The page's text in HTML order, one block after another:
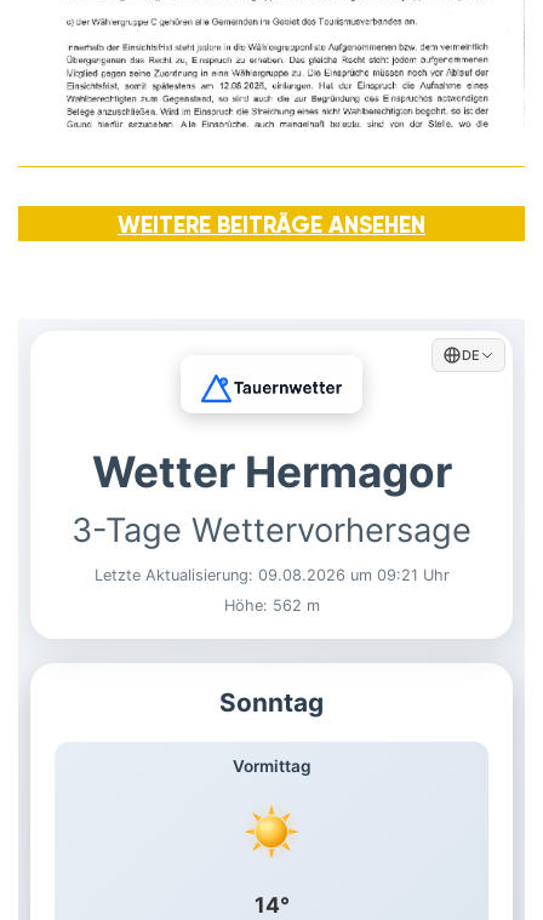
WEITERE BEITRÄGE ANSEHEN